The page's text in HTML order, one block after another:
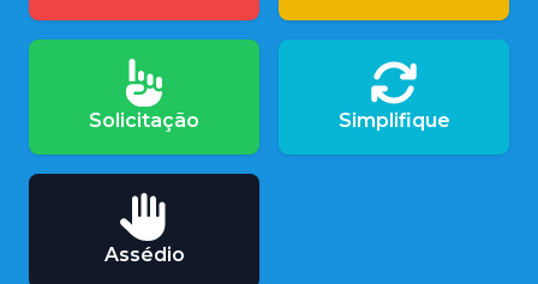
Solicitação Simplifique
Assédio